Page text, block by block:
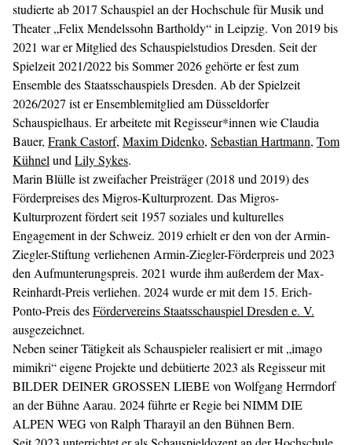
studierte ab 2017 Schauspiel an der Hochschule für Musik und
Theater „Felix Mendelssohn Bartholdy“ in Leipzig. Von 2019 bis
2021 war er Mitglied des Schauspielstudios Dresden. Seit der
Spielzeit 2021/2022 bis Sommer 2026 gehörte er fest zum
Ensemble des Staatsschauspiels Dresden. Ab der Spielzeit
2026/2027 ist er Ensemblemitglied am Düsseldorfer
Schauspielhaus. Er arbeitete mit Regisseur*innen wie Claudia
Bauer, Frank Castorf, Maxim Didenko, Sebastian Hartmann, Tom
Kühnel und Lily Sykes.
Marin Blülle ist zweifacher Preisträger (2018 und 2019) des
Förderpreises des Migros-Kulturprozent. Das Migros-
Kulturprozent fördert seit 1957 soziales und kulturelles
Engagement in der Schweiz. 2019 erhielt er den von der Armin-
Ziegler-Stiftung verliehenen Armin-Ziegler-Förderpreis und 2023
den Aufmunterungspreis. 2021 wurde ihm außerdem der Max-
Reinhardt-Preis verliehen. 2024 wurde er mit dem 15. Erich-
Ponto-Preis desFördervereins Staatsschauspiel Dresden e. V.
ausgezeichnet.
Neben seiner Tätigkeit als Schauspieler realisiert er mit „imago
mimikri“ eigene Projekte und debütierte 2023 als Regisseur mit
BILDER DEINER GROSSEN LIEBE von Wolfgang Herrndorf
an der Bühne Aarau. 2024 führte er Regie bei NIMM DIE
ALPEN WEG von Ralph Tharayil an den Bühnen Bern.